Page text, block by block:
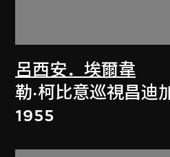
呂西安．埃爾韋
勒·柯比意巡視昌迪
1955